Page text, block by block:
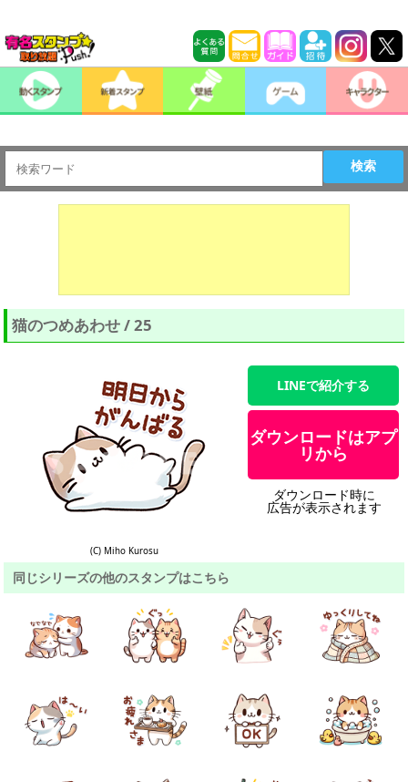
検索
猫のつめあわせ / 25
(C) Miho Kurosu
LINEで紹介する
ダウンロードはアプ
リから
ダウンロード時に
広告が表示されます
同じシリーズの他のスタンプはこちら